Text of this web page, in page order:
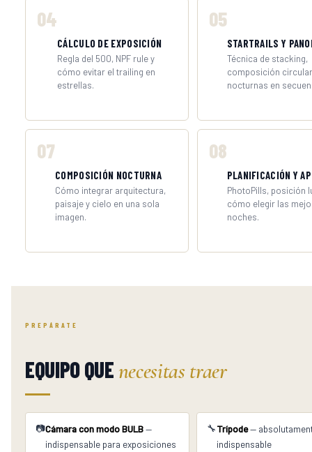
04
CÁLCULO DE EXPOSICIÓN
Regla del 500, NPF rule y
cómo evitar el trailing en
estrellas.
05
STARTRAILS Y
Técnica de stacking,
composición
nocturnas en
07
COMPOSICIÓN NOCTURNA
Cómo integrar arquitectura,
paisaje y cielo en una sola
imagen.
08
PLANIFICACIÓN Y
PhotoPills, posición
cómo elegir las
noches.
PREPÁRATE
EQUIPO QUE necesitas traer
📷Cámara con modo BULB—
indispensable para exposiciones
🔧Trípode—
indispensable